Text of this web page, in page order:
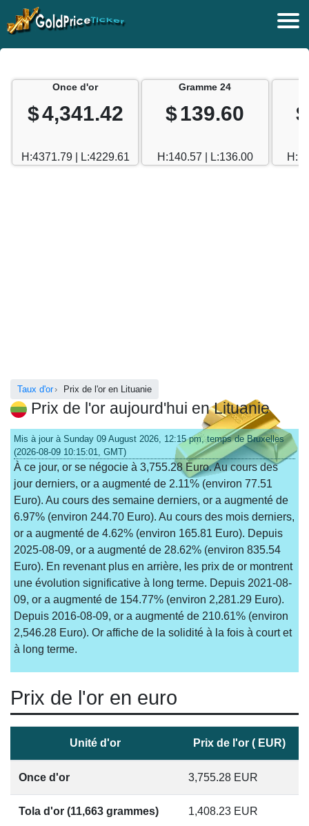
Once d'or
$4,341.42
H:4371.79 | L:4229.61
Gramme 24
$139.60
H:140.57 | L:136.00
$
Taux d'or Prix de l'or en Lituanie
Prix de l'or aujourd'hui en Lituanie
Mis à jour à Sunday 09 August 2026, 12:15 pm, temps de Bruxelles
(2026-08-09 10:15:01, GMT)
À ce jour, or se négocie à 3,755.28 Euro. Au cours des
jour derniers, or a augmenté de 2.11% (environ 77.51
Euro). Au cours des semaine derniers, or a augmenté de
6.97% (environ 244.70 Euro). Au cours des mois derniers,
or a augmenté de 4.62% (environ 165.81 Euro). Depuis
2025-08-09, or a augmenté de 28.62% (environ 835.54
Euro). En revenant plus en arrière, les prix de or montrent
une évolution significative à long terme. Depuis 2021-08-
09, or a augmenté de 154.77% (environ 2,281.29 Euro).
Depuis 2016-08-09, or a augmenté de 210.61% (environ
2,546.28 Euro). Or affiche de la solidité à la fois à court et
à long terme.
Prix de l'or en euro
Unité d'or Prix de l'or ( EUR)
Once d'or 3,755.28 EUR
Tola d'or (11,663 grammes) 1,408.23 EUR